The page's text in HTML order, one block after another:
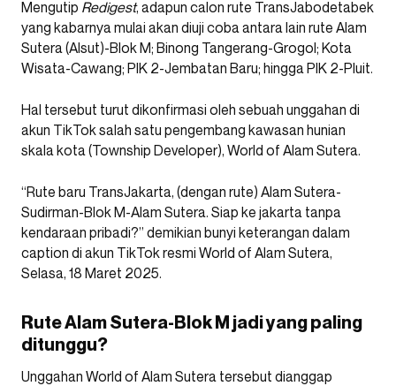
Mengutip Redigest, adapun calon rute TransJabodetabek
yang kabarnya mulai akan diuji coba antara lain rute Alam
Sutera (Alsut)-Blok M; Binong Tangerang-Grogol; Kota
Wisata-Cawang; PIK 2-Jembatan Baru; hingga PIK 2-Pluit.
Hal tersebut turut dikonfirmasi oleh sebuah unggahan di
akun TikTok salah satu pengembang kawasan hunian
skala kota (Township Developer), World of Alam Sutera.
“Rute baru TransJakarta, (dengan rute) Alam Sutera-
Sudirman-Blok M-Alam Sutera. Siap ke jakarta tanpa
kendaraan pribadi?” demikian bunyi keterangan dalam
caption di akun TikTok resmi World of Alam Sutera,
Selasa, 18 Maret 2025.
Rute Alam Sutera-Blok M jadi yang paling
ditunggu?
Unggahan World of Alam Sutera tersebut dianggap